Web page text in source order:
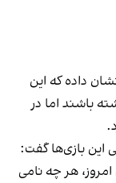
داده که این
باشند اما در
این بازی‌ها گفت:
هر چه نامی